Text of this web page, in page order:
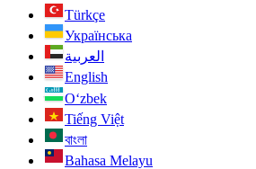
Türkçe
Українська
العربية
English
O‘zbek
Tiếng Việt
বাংলা
Bahasa Melayu